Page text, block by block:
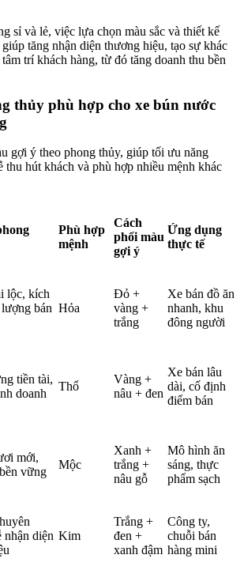
sỉ và lẻ, việc lựa chọn màu sắc và thiết kế
tăng nhận diện thương hiệu, tạo sự khác
trí khách hàng, từ đó tăng doanh thu bền
thủy phù hợp cho xe bún nước
gợi ý theo phong thủy, giúp tối ưu năng
thu hút khách và phù hợp nhiều mệnh khác
Phù hợp
mệnh
Cách
phối màu
gợi ý
Ứng dụng
thực tế
lộc, kích
bán Hỏa
Đỏ +
vàng +
trắng
Xe bán đồ ăn
nhanh, khu
đông người
tiền tài,
doanh
Thổ
Vàng +
nâu + đen
Xe bán lâu
dài, cố định
điểm bán
mới,
vững
Mộc
Xanh +
trắng +
nâu gỗ
Mô hình ăn
sáng, thực
phẩm sạch
nhận diện Kim
Trắng +
đen +
xanh đậm
Công ty,
chuỗi bán
hàng mini